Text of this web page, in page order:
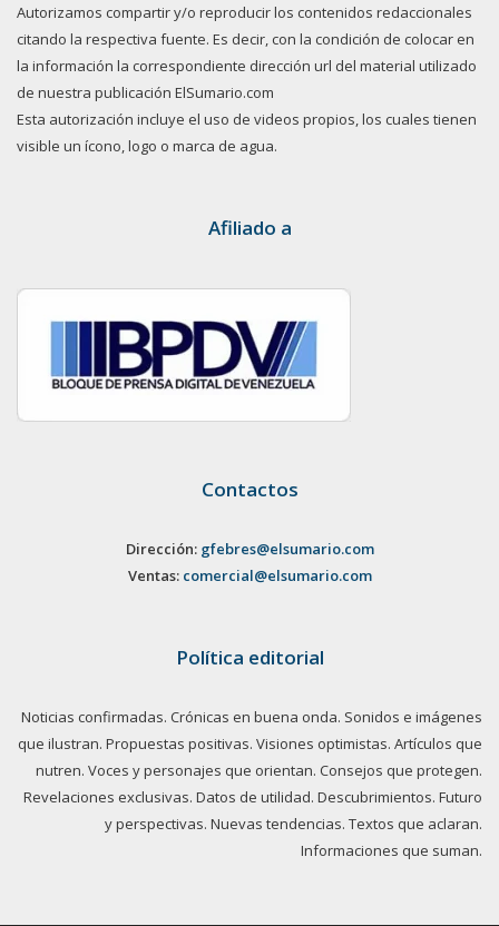
Autorizamos compartir y/o reproducir los contenidos redaccionales
citando la respectiva fuente. Es decir, con la condición de colocar en
la información la correspondiente dirección url del material utilizado
de nuestra publicación ElSumario.com
Esta autorización incluye el uso de videos propios, los cuales tienen
visible un ícono, logo o marca de agua.
Afiliado a
Contactos
Dirección: gfebres@elsumario.com
Ventas: comercial@elsumario.com
Política editorial
Noticias confirmadas. Crónicas en buena onda. Sonidos e imágenes
que ilustran. Propuestas positivas. Visiones optimistas. Artículos que
nutren. Voces y personajes que orientan. Consejos que protegen.
Revelaciones exclusivas. Datos de utilidad. Descubrimientos. Futuro
y perspectivas. Nuevas tendencias. Textos que aclaran.
Informaciones que suman.